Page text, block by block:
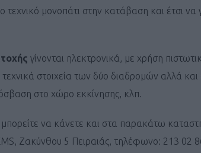
τεχνικό μονοπάτι στην κατάβαση και έτσι
γίνονται ηλεκτρονικά, με χρήση
τεχνικά στοιχεία των δύο διαδρομών αλλά
στο χώρο εκκίνησης, κλπ.
να κάνετε και στα παρακάτω
Ζακύνθου 5 Πειραιάς, τηλέφωνο: 213 02